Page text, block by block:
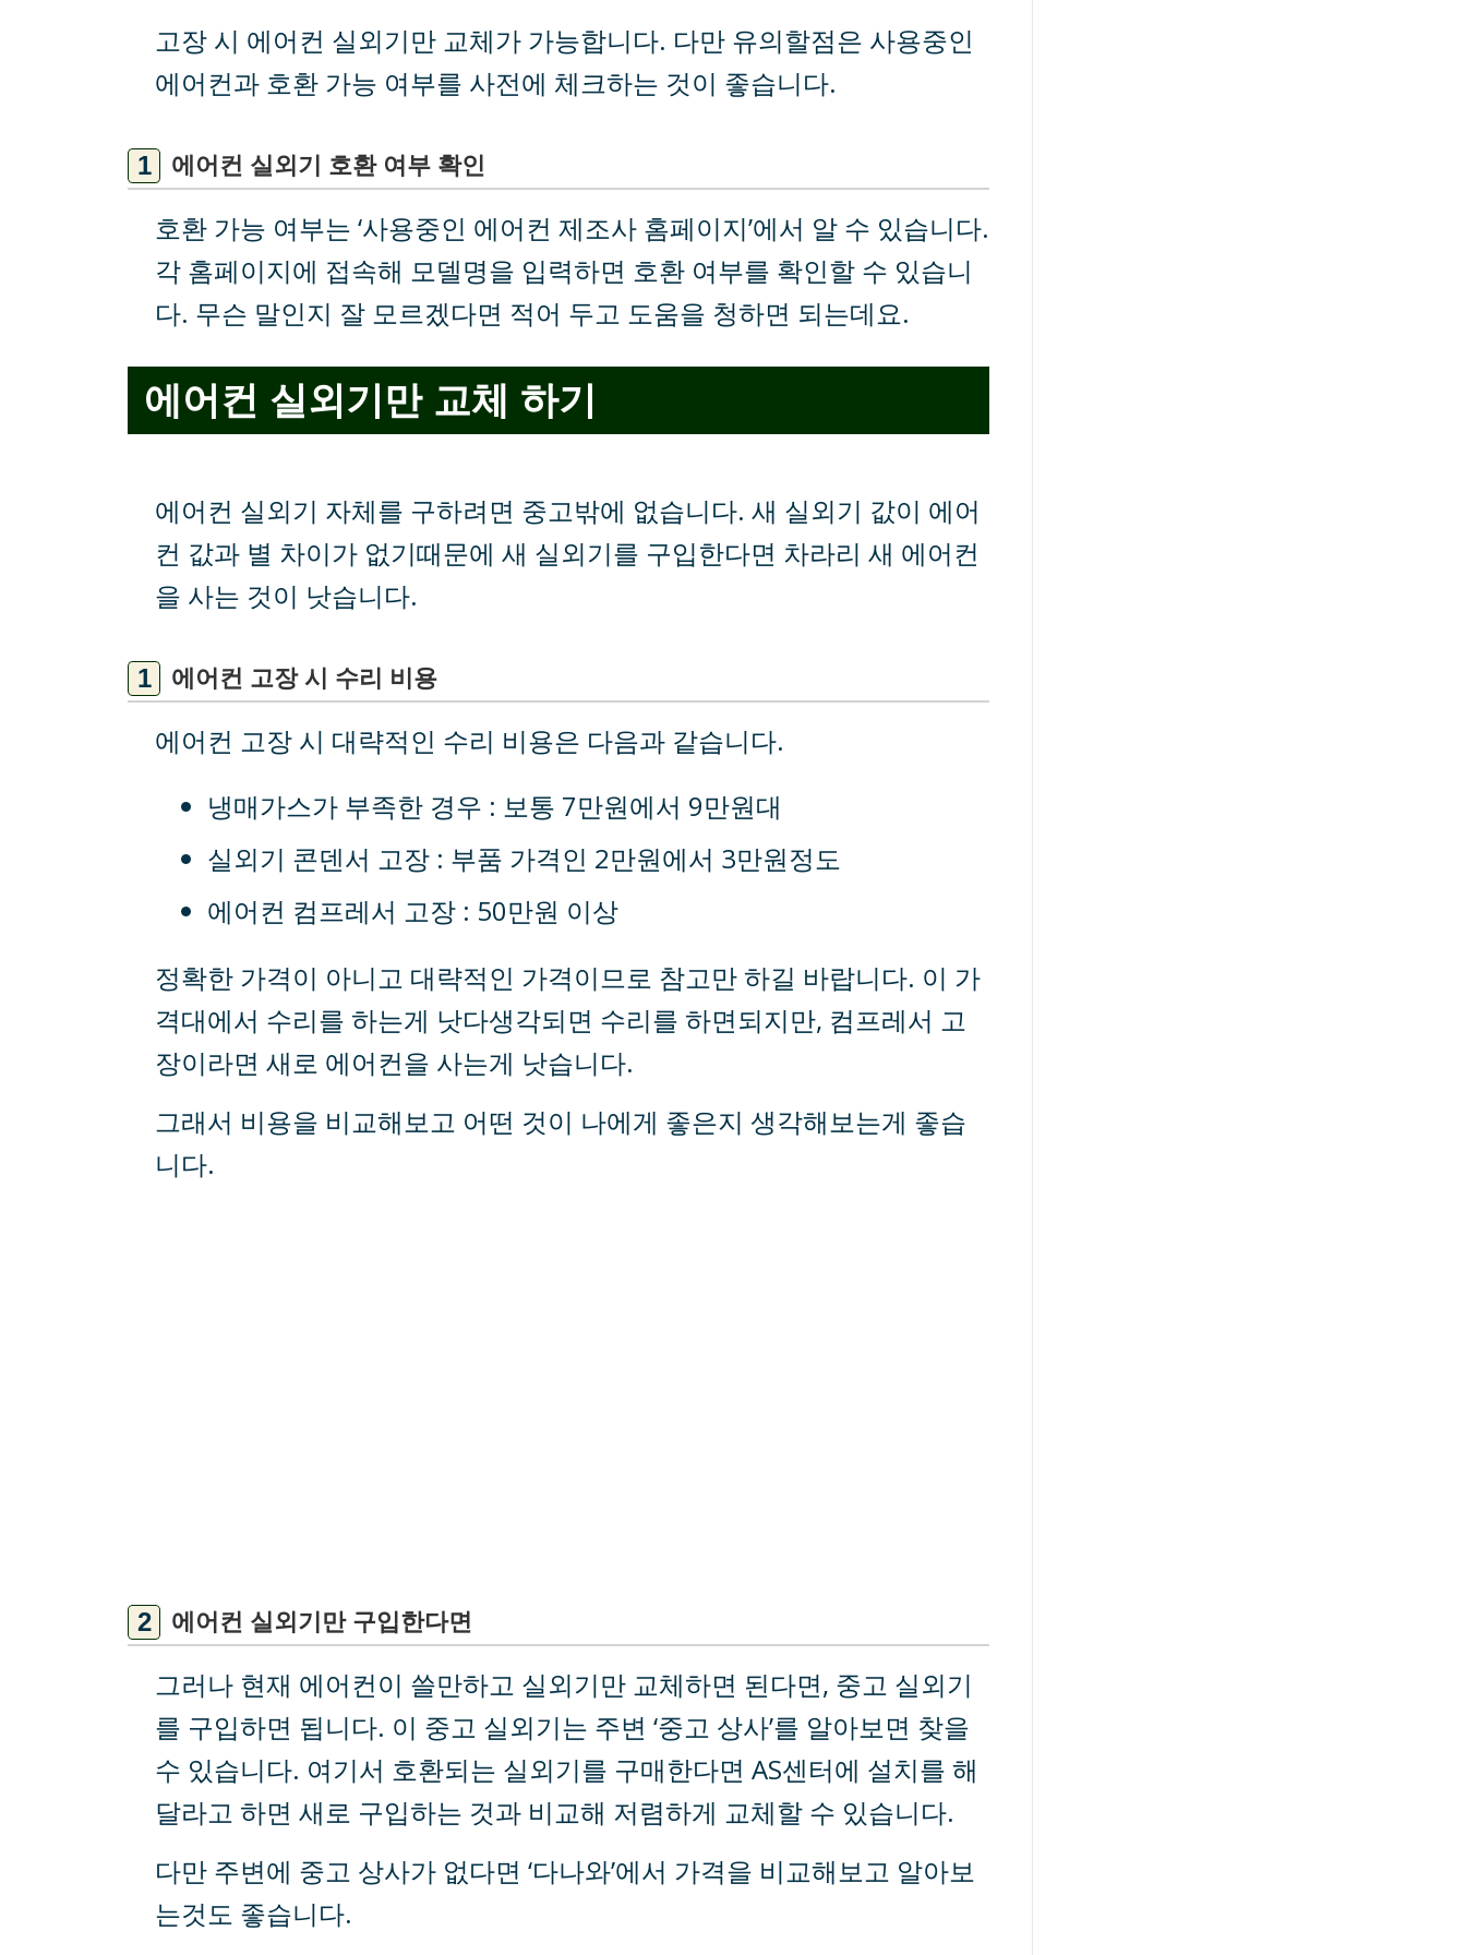
고장 시 에어컨 실외기만 교체가 가능합니다. 다만 유의할점은 사용중인
에어컨과 호환 가능 여부를 사전에 체크하는 것이 좋습니다.
에어컨 실외기 호환 여부 확인
호환 가능 여부는 ‘사용중인 에어컨 제조사 홈페이지’에서 알 수 있습니다.
각 홈페이지에 접속해 모델명을 입력하면 호환 여부를 확인할 수 있습니
다. 무슨 말인지 잘 모르겠다면 적어 두고 도움을 청하면 되는데요.
에어컨 실외기만 교체 하기
에어컨 실외기 자체를 구하려면 중고밖에 없습니다. 새 실외기 값이 에어
컨 값과 별 차이가 없기때문에 새 실외기를 구입한다면 차라리 새 에어컨
을 사는 것이 낫습니다.
에어컨 고장 시 수리 비용
에어컨 고장 시 대략적인 수리 비용은 다음과 같습니다.
냉매가스가 부족한 경우 : 보통 7만원에서 9만원대
실외기 콘덴서 고장 : 부품 가격인 2만원에서 3만원정도
에어컨 컴프레서 고장 : 50만원 이상
정확한 가격이 아니고 대략적인 가격이므로 참고만 하길 바랍니다. 이 가
격대에서 수리를 하는게 낫다생각되면 수리를 하면되지만, 컴프레서 고
장이라면 새로 에어컨을 사는게 낫습니다.
그래서 비용을 비교해보고 어떤 것이 나에게 좋은지 생각해보는게 좋습
니다.
에어컨 실외기만 구입한다면
그러나 현재 에어컨이 쓸만하고 실외기만 교체하면 된다면, 중고 실외기
를 구입하면 됩니다. 이 중고 실외기는 주변 ‘중고 상사’를 알아보면 찾을
수 있습니다. 여기서 호환되는 실외기를 구매한다면 AS센터에 설치를 해
달라고 하면 새로 구입하는 것과 비교해 저렴하게 교체할 수 있습니다.
다만 주변에 중고 상사가 없다면 ‘다나와’에서 가격을 비교해보고 알아보
는것도 좋습니다.